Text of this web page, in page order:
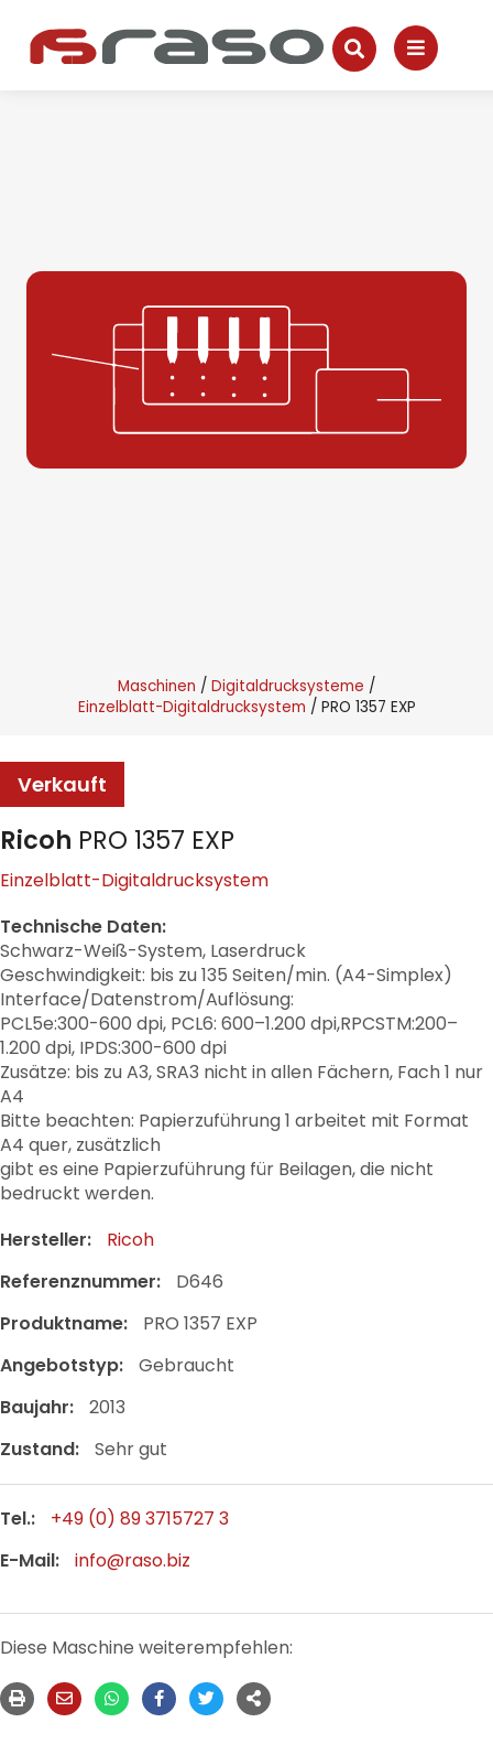
Maschinen
Digitaldrucksysteme
Einzelblatt-Digitaldrucksystem
PRO 1357 EXP
Verkauft
Ricoh PRO 1357 EXP
Einzelblatt-Digitaldrucksystem
Technische Daten:
Schwarz-Weiß-System, Laserdruck
Geschwindigkeit: bis zu 135 Seiten/min. (A4-Simplex)
Interface/Datenstrom/Auflösung:
PCL5e:300-600 dpi, PCL6: 600–1.200 dpi,RPCSTM:200–
1.200 dpi, IPDS:300-600 dpi
Zusätze: bis zu A3, SRA3 nicht in allen Fächern, Fach 1 nur
A4
Bitte beachten: Papierzuführung 1 arbeitet mit Format
A4 quer, zusätzlich
gibt es eine Papierzuführung für Beilagen, die nicht
bedruckt werden.
Hersteller:
Ricoh
Referenznummer:
D646
Produktname:
PRO 1357 EXP
Angebotstyp:
Gebraucht
Baujahr:
2013
Zustand:
Sehr gut
Tel.:
+49 (0) 89 3715727 3
E-Mail:
info@raso.biz
Diese Maschine weiterempfehlen: